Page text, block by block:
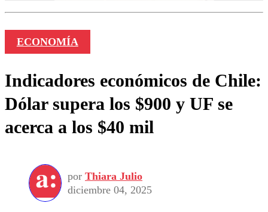
ECONOMÍA
Indicadores económicos de Chile:
Dólar supera los $900 y UF se
acerca a los $40 mil
por Thiara Julio
diciembre 04, 2025